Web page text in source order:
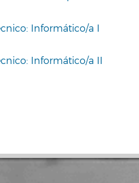
Informático/a I
Informático/a II